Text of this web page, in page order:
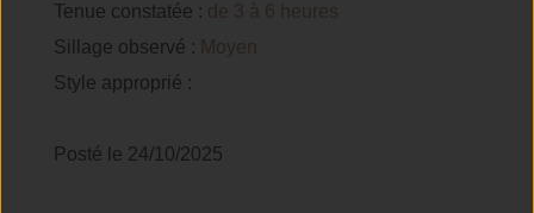
Tenue constatée : de 3 à 6 heures
Sillage observé : Moyen
Style approprié :
Posté le 24/10/2025